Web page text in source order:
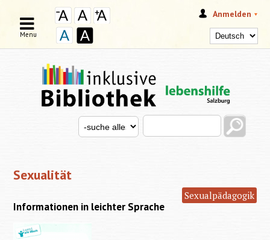
Anmelden
SUCHFORMULAR
Search this site
Search for
Menu
Sexualität
Sexualpädagogik
Informationen in leichter Sprache